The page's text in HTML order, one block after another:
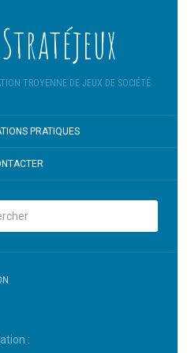
Stratéjeux
TROYENNE DE JEUX DE SOCIÉTÉ
PRATIQUES
: